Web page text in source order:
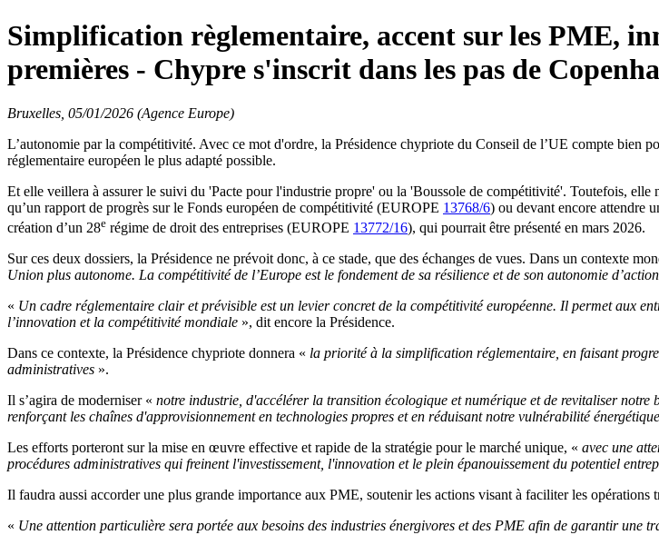
Simplification règlementaire, accent sur les PME,
premières - Chypre s'inscrit dans les pas de
Bruxelles, 05/01/2026 (Agence Europe)
L’autonomie par la compétitivité. Avec ce mot d'ordre, la Présidence chypriote du Conseil de l’UE compte bien
réglementaire européen le plus adapté possible.
Et elle veillera à assurer le suivi du 'Pacte pour l'industrie propre' ou la 'Boussole de compétitivité'. Toutefois, elle
qu’un rapport de progrès sur le Fonds européen de compétitivité (EUROPE 13768/6) ou devant encore attendre
création d’un 28e régime de droit des entreprises (EUROPE 13772/16), qui pourrait être présenté en mars 2026.
Sur ces deux dossiers, la Présidence ne prévoit donc, à ce stade, que des échanges de vues. Dans un contexte
Union plus autonome. La compétitivité de l’Europe est le fondement de sa résilience et de son autonomie d’action
« Un cadre réglementaire clair et prévisible est un levier concret de la compétitivité européenne. Il permet aux
l’innovation et la compétitivité mondiale », dit encore la Présidence.
Dans ce contexte, la Présidence chypriote donnera « la priorité à la simplification réglementaire, en faisant
administratives ».
Il s’agira de moderniser « notre industrie, d'accélérer la transition écologique et numérique et de revitaliser notre
renforçant les chaînes d'approvisionnement en technologies propres et en réduisant notre vulnérabilité énergétique
Les efforts porteront sur la mise en œuvre effective et rapide de la stratégie pour le marché unique, « avec une
procédures administratives qui freinent l'investissement, l'innovation et le plein épanouissement du potentiel
Il faudra aussi accorder une plus grande importance aux PME, soutenir les actions visant à faciliter les
« Une attention particulière sera portée aux besoins des industries énergivores et des PME afin de garantir une